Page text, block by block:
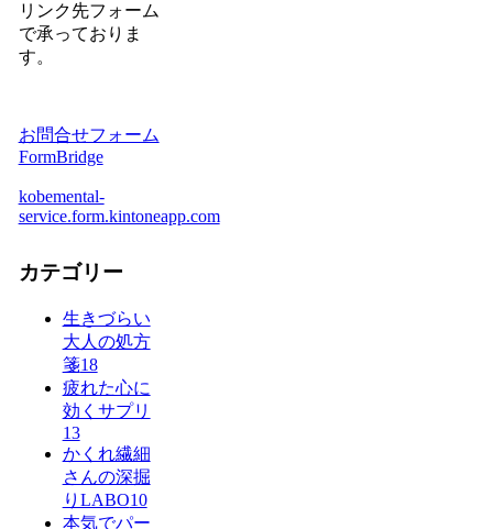
リンク先フォーム
で承っておりま
す。
お問合せフォーム
FormBridge
kobemental-
service.form.kintoneapp.com
カテゴリー
生きづらい
大人の処方
箋18
疲れた心に
効くサプリ
13
かくれ繊細
さんの深掘
りLABO10
本気でパー